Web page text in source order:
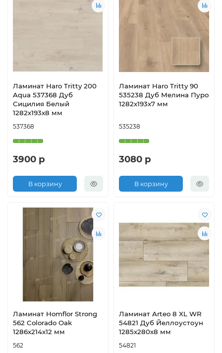
Ламинат Haro Tritty 200
Aqua 537368 Дуб
Сицилия Белый
1282х193х8 мм
537368
3900 р
В корзину
Ламинат Haro Tritty 90
535238 Дуб Мелина Пуро
1282x193x7 мм
535238
3080 р
В корзину
Ламинат Homflor Strong
562 Colorado Oak
1286х214х12 мм
562
Ламинат Arteo 8 XL WR
54821 Дуб Йеллоустоун
1285х280х8 мм
54821